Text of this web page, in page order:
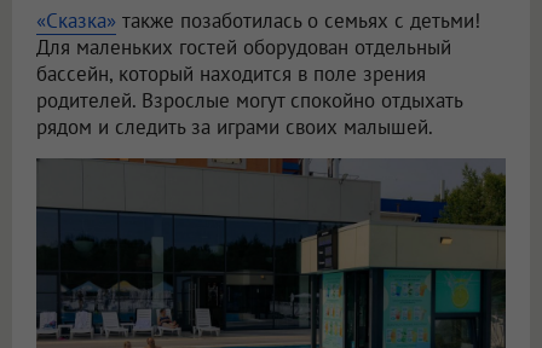
«Сказка» также позаботилась о семьях с детьми!
Для маленьких гостей оборудован отдельный
бассейн, который находится в поле зрения
родителей. Взрослые могут спокойно отдыхать
рядом и следить за играми своих малышей.